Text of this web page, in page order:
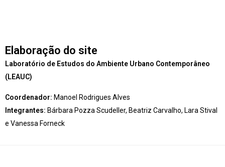
Elaboração do site
Laboratório de Estudos do Ambiente Urbano Contemporâneo
(LEAUC)
Coordenador: Manoel Rodrigues Alves
Integrantes: Bárbara Pozza Scudeller, Beatriz Carvalho, Lara Stival
e Vanessa Forneck